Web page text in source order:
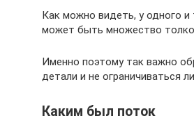
Как можно видеть, у одного и
может быть множество
Именно поэтому так важно
детали и не ограничиваться
Каким был поток